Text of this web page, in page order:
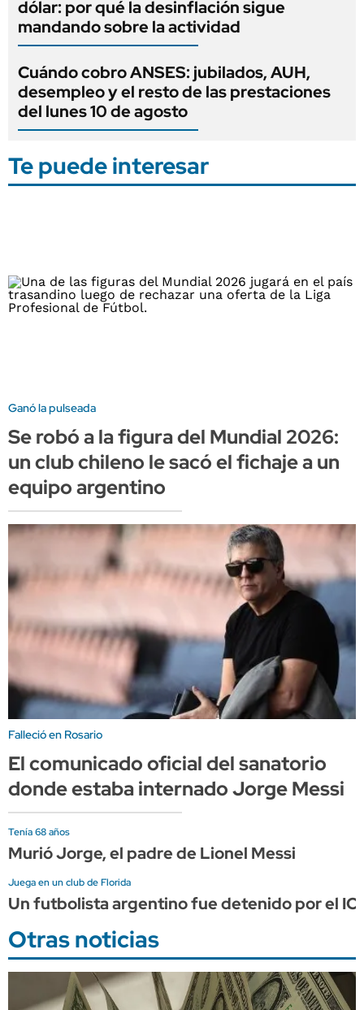
dólar: por qué la desinflación sigue
mandando sobre la actividad
Cuándo cobro ANSES: jubilados, AUH,
desempleo y el resto de las prestaciones
del lunes 10 de agosto
Te puede interesar
Ganó la pulseada
Se robó a la figura del Mundial 2026:
un club chileno le sacó el fichaje a un
equipo argentino
Falleció en Rosario
El comunicado oficial del sanatorio
donde estaba internado Jorge Messi
Tenía 68 años
Murió Jorge, el padre de Lionel Messi
Juega en un club de Florida
Un futbolista argentino fue detenido por el
Otras noticias